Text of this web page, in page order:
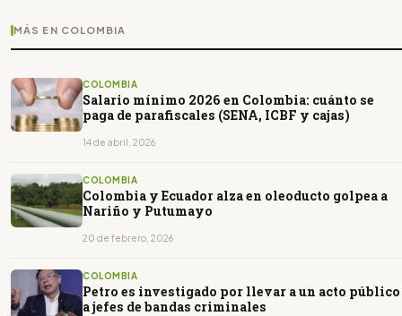
MÁS EN COLOMBIA
COLOMBIA
Salario mínimo 2026 en Colombia: cuánto se
paga de parafiscales (SENA, ICBF y cajas)
14 de abril, 2026
COLOMBIA
Colombia y Ecuador alza en oleoducto golpea a
Nariño y Putumayo
20 de febrero, 2026
COLOMBIA
Petro es investigado por llevar a un acto público
a jefes de bandas criminales